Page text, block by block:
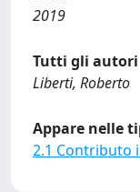
2019
Tutti gli autori
Liberti, Roberto
Appare nelle
2.1 Contributo